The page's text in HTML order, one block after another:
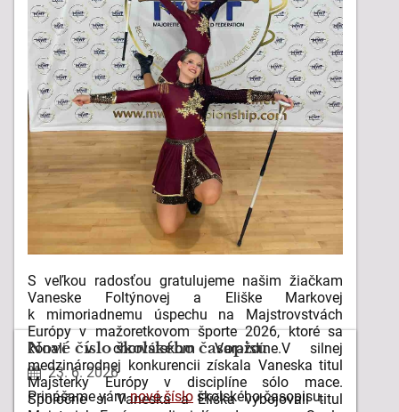
S veľkou radosťou gratulujeme našim žiačkam
Vaneske Foltýnovej a Eliške Markovej
k mimoriadnemu úspechu na Majstrovstvách
Európy v mažoretkovom športe 2026, ktoré sa
konali v chorvátskom Varaždíne.V silnej
medzinárodnej konkurencii získala Vaneska titul
Majsterky Európy v disciplíne sólo mace.
Spoločne si Vaneska a Eliška vybojovali titul
Nové číslo školského časopisu
23. 6. 2026
Prinášame vámnové číslo školského časopisu.